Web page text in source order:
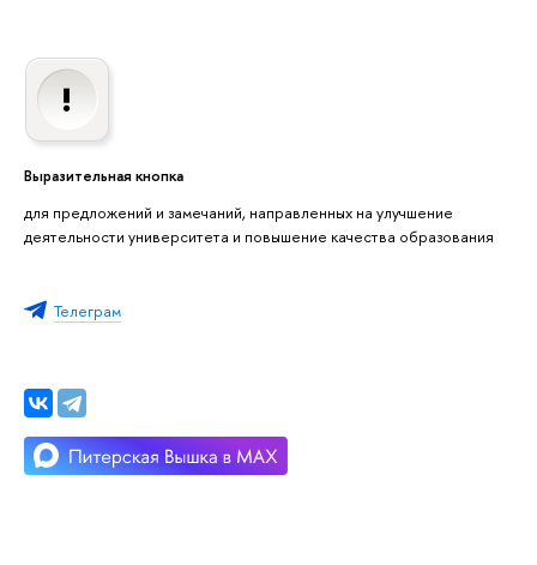
Выразительная кнопка
для предложений и замечаний, направленных на улучшение
деятельности университета и повышение качества образования
Телеграм